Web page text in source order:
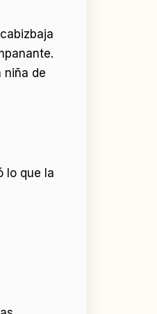
niña de
lo que la